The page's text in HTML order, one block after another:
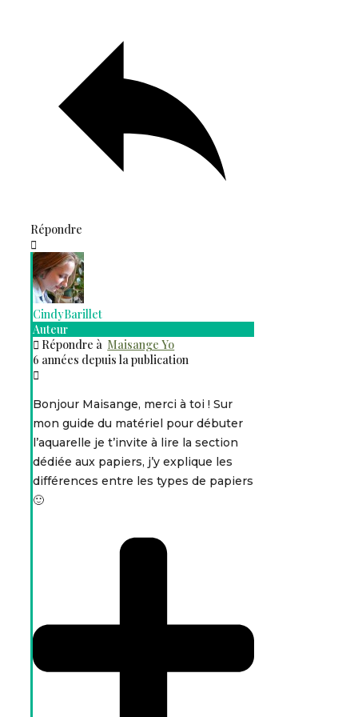
Répondre
CindyBarillet
Auteur
Répondre à Maisange Yo
6 années depuis la publication
Bonjour Maisange, merci à toi ! Sur
mon guide du matériel pour débuter
l’aquarelle je t’invite à lire la section
dédiée aux papiers, j’y explique les
différences entre les types de papiers
🙂